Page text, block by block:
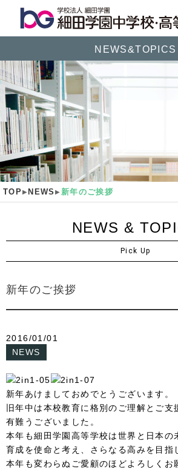
NEWS&TOPICS
TOP NEWS 新年のご挨拶
NEWS &
Pick Up
新年のご挨拶
2016/01/01
NEWS
新年あけましておめでとうございます。
旧年中は本校教育に格別のご理解とご支
有難うございました。
本年も細田学園高等学校は世界と日本の
育成を使命と考え、さらなる高みを目指
本年も変わらぬご愛顧のほどよろしくお